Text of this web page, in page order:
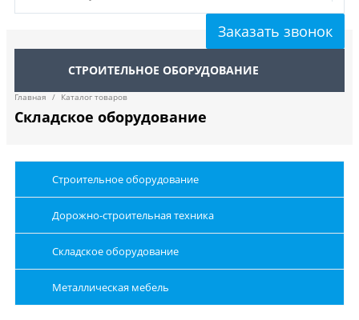
Заказать звонок
СТРОИТЕЛЬНОЕ ОБОРУДОВАНИЕ
Главная / Каталог товаров
Складское оборудование
Строительное оборудование
Дорожно-строительная техника
Складское оборудование
Металлическая мебель